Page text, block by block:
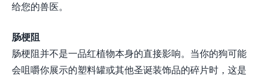
给您的兽医。
肠梗阻
肠梗阻并不是一品红植物本身的直接影响。当你的狗可能
会咀嚼你展示的塑料罐或其他圣诞装饰品的碎片时，这是